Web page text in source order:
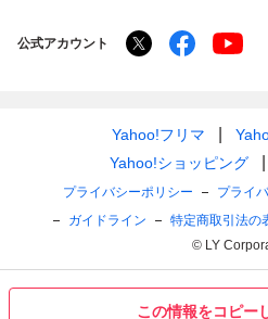
この情報をコピー
公式アカウント
Yahoo!フリマ
Yahoo!ショッピング
プライバシーポリシー プライ
ガイドライン
特定商取引法の
© LY